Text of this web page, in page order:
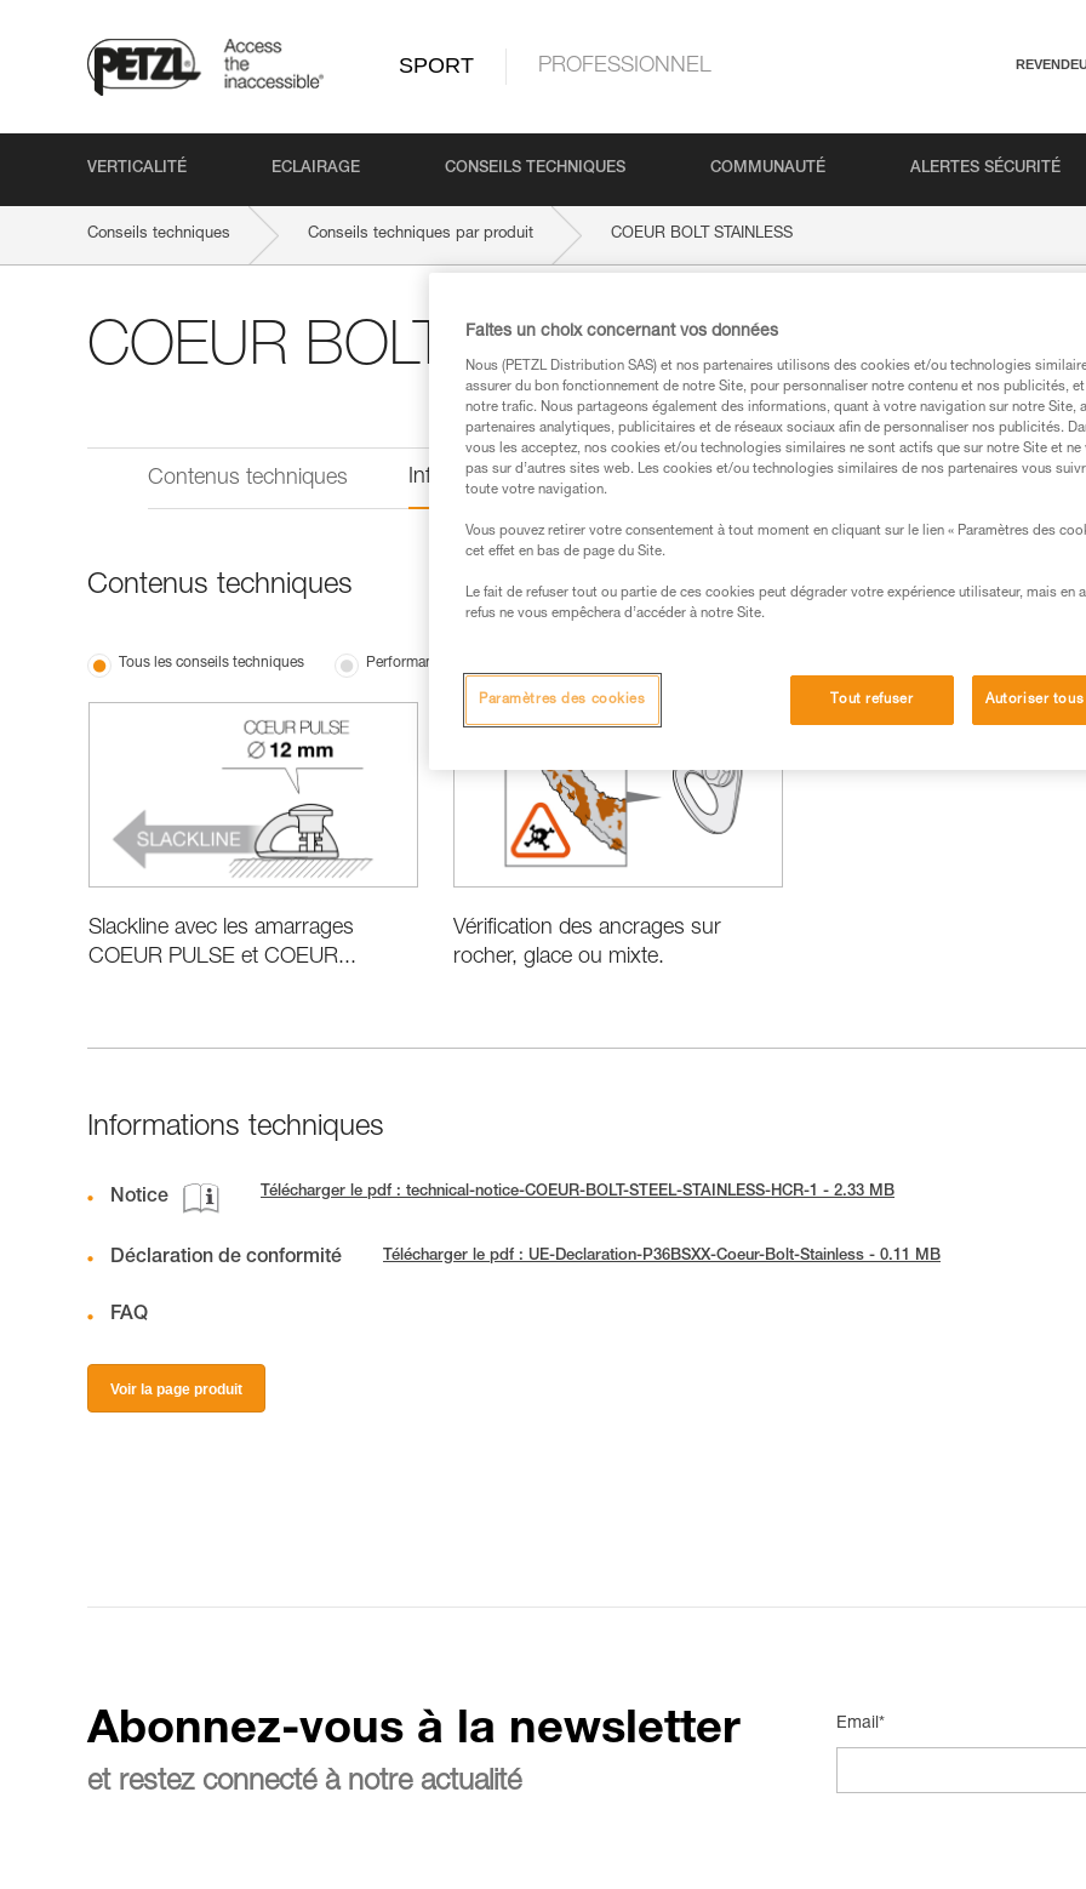
SPORT PROFESSIONNEL
VERTICALITÉ ECLAIRAGE CONSEILS TECHNIQUES COMMUNAUTÉ ALERTES SÉCURITÉ
Conseils techniques Conseils techniques par produit COEUR BOLT STAINLESS
COEUR BOLT STAINLESS
Contenus techniques Informations techniques
Contenus techniques
Tous les conseils techniques Performance et information produits
Slackline avec les amarrages
COEUR PULSE et COEUR...
Vérification des ancrages sur
rocher, glace ou mixte.
Informations techniques
Notice Télécharger le pdf : technical-notice-COEUR-BOLT-STEEL-STAINLESS-HCR-1 - 2.33 MB
Déclaration de conformité Télécharger le pdf : UE-Declaration-P36BSXX-Coeur-Bolt-Stainless - 0.11 MB
FAQ
Voir la page produit
Abonnez-vous à la newsletter
et restez connecté à notre actualité
Email*
Faites un choix concernant vos données
Nous (PETZL Distribution SAS) et nos partenaires utilisons des cookies et/ou technologies
assurer du bon fonctionnement de notre Site, pour personnaliser notre contenu et nos publicités,
notre trafic. Nous partageons également des informations, quant à votre navigation sur notre Site,
partenaires analytiques, publicitaires et de réseaux sociaux afin de personnaliser nos publicités.
vous les acceptez, nos cookies et/ou technologies similaires ne sont actifs que sur notre Site et ne
pas sur d’autres sites web. Les cookies et/ou technologies similaires de nos partenaires vous
toute votre navigation.
Vous pouvez retirer votre consentement à tout moment en cliquant sur le lien « Paramètres des
cet effet en bas de page du Site.
Le fait de refuser tout ou partie de ces cookies peut dégrader votre expérience utilisateur, mais en
refus ne vous empêchera d’accéder à notre Site.
Tout refuser Autoriser
Paramètres des cookies